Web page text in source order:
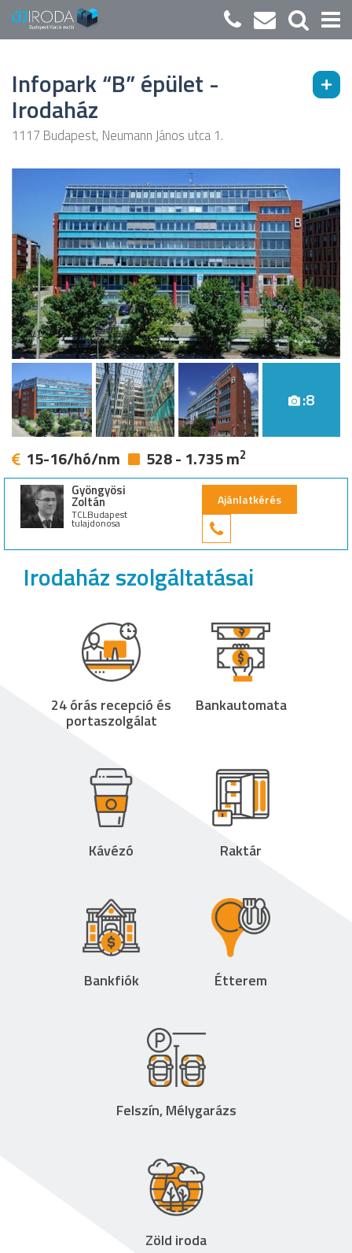
Infopark “B” épület -
Irodaház
1117 Budapest, Neumann János utca 1.
:8
15-16/hó/nm 528 - 1.735 m2
Gyöngyösi
Zoltán
TCLBudapest
tulajdonosa
Ajánlatkérés
Irodaház szolgáltatásai
24 órás recepció és
portaszolgálat
Bankautomata
Kávézó Raktár
Bankfiók Étterem
Felszín, Mélygarázs
Zöld iroda